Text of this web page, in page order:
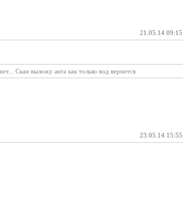
21.05.14 09:15
Скан выложу акта как только вод вернется
23.05.14 15:55